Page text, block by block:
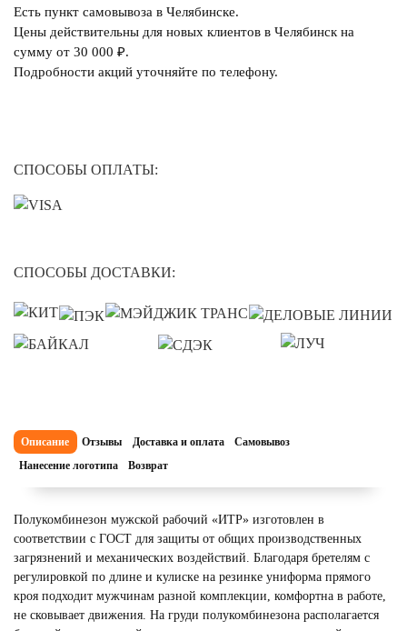
Есть пункт самовывоза в Челябинске.
Цены действительны для новых клиентов в Челябинск на
сумму от 30 000 ₽.
Подробности акций уточняйте по телефону.
СПОСОБЫ ОПЛАТЫ:
СПОСОБЫ ДОСТАВКИ:
Описание Отзывы Доставка и оплата
Самовывоз
Нанесение логотипа
Возврат
Полукомбинезон мужской рабочий «ИТР» изготовлен в
соответствии с ГОСТ для защиты от общих производственных
загрязнений и механических воздействий. Благодаря бретелям с
регулировкой по длине и кулиске на резинке униформа прямого
кроя подходит мужчинам разной комплекции, комфортна в работе,
не сковывает движения. На груди полукомбинезона располагается